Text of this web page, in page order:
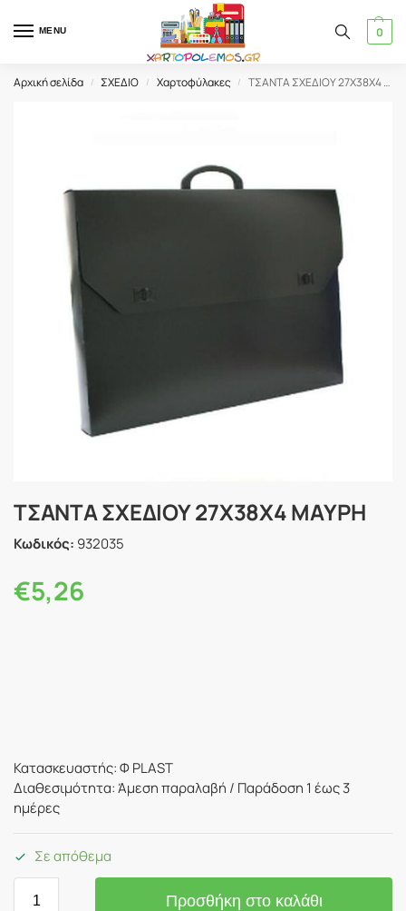
MENU 0
Αρχική σελίδα / ΣΧΕΔΙΟ / Χαρτοφύλακες / ΤΣΑΝΤΑ ΣΧΕΔΙΟΥ 27Χ38Χ4 ΜΑΥΡΗ
ΤΣΑΝΤΑ ΣΧΕΔΙΟΥ 27Χ38Χ4 ΜΑΥΡΗ
Κωδικός: 932035
€5,26
Κατασκευαστής: Φ PLAST
Διαθεσιμότητα: Άμεση παραλαβή / Παράδoση 1 έως 3
ημέρες
Σε απόθεμα
Προσθήκη στο καλάθι